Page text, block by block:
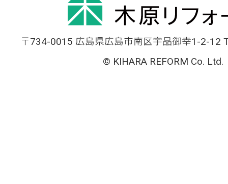
〒734-0015 広島県広島市南区宇品御幸1-2-12
© KIHARA REFORM Co. Ltd.